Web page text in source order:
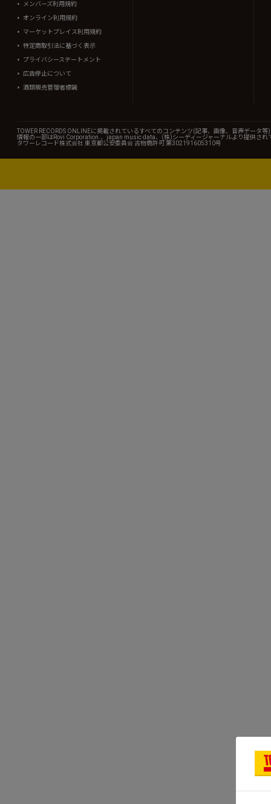
メンバーズ利用規約
オンライン利用規約
マーケットプレイス利用規約
特定商取引法に基づく表示
プライバシーステートメント
広告停止について
酒類販売管理者標識
TOWER RECORDS ONLINEに掲載されているすべてのコンテンツ(記事、画像、音声データ
情報の一部はRovi Corporation.、japan music data、(株)シーディージャーナルより提供され
タワーレコード株式会社 東京都公安委員会 古物商許可 第302191605310号